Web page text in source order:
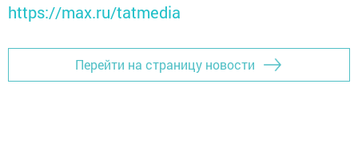
https://max.ru/tatmedia
Перейти на страницу новости